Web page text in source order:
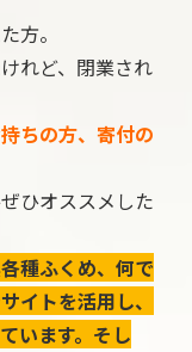
方。
れど、閉業され
ちの方、寄付の
ひオススメした
種ふくめ、何で
イトを活用し、
います。そし